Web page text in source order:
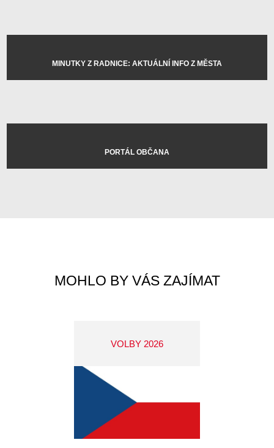
MINUTKY Z RADNICE: AKTUÁLNÍ INFO Z MĚSTA
PORTÁL OBČANA
MOHLO BY VÁS ZAJÍMAT
VOLBY 2026